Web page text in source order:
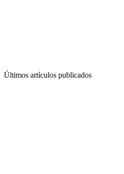
Últimos artículos publicados